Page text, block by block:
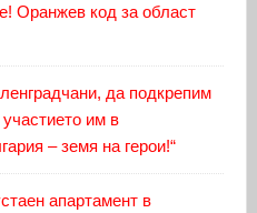
Оранжев код за област
да подкрепим
им в
– земя на герои!“
апартамент в